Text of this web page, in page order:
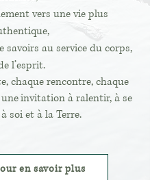
vers une vie plus
savoirs au service du corps,
l’esprit.
chaque rencontre, chaque
invitation à ralentir, à se
soi et à la Terre.
en savoir plus